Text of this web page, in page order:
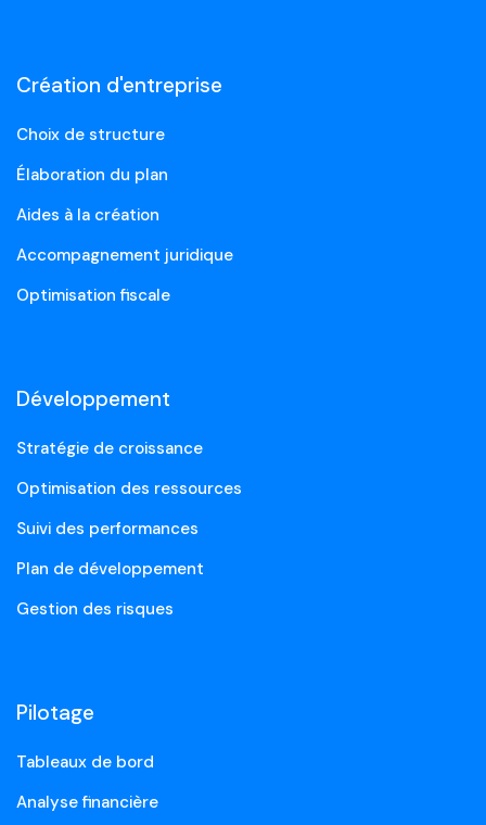
Création d'entreprise
Choix de structure
Élaboration du plan
Aides à la création
Accompagnement juridique
Optimisation fiscale
Développement
Stratégie de croissance
Optimisation des ressources
Suivi des performances
Plan de développement
Gestion des risques
Pilotage
Tableaux de bord
Analyse financière